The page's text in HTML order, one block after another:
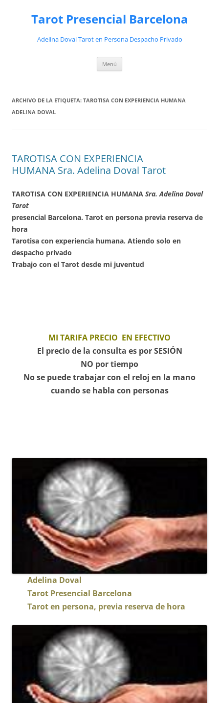
contenidoTarot Presencial Barcelona
Adelina Doval Tarot en Persona Despacho Privado
Menú
ARCHIVO DE LA ETIQUETA: TAROTISA CON EXPERIENCIA HUMANA
ADELINA DOVAL
TAROTISA CON EXPERIENCIA
HUMANA Sra. Adelina Doval Tarot
TAROTISA CON EXPERIENCIA HUMANA Sra. Adelina Doval
Tarot
presencial Barcelona. Tarot en persona previa reserva de
hora
Tarotisa con experiencia humana. Atiendo solo en
despacho privado
Trabajo con el Tarot desde mi juventud
MI TARIFA PRECIO EN EFECTIVO
El precio de la consulta es por SESIÓN
NO por tiempo
No se puede trabajar con el reloj en la mano
cuando se habla con personas
Adelina Doval
Tarot Presencial Barcelona
Tarot en persona, previa reserva de hora